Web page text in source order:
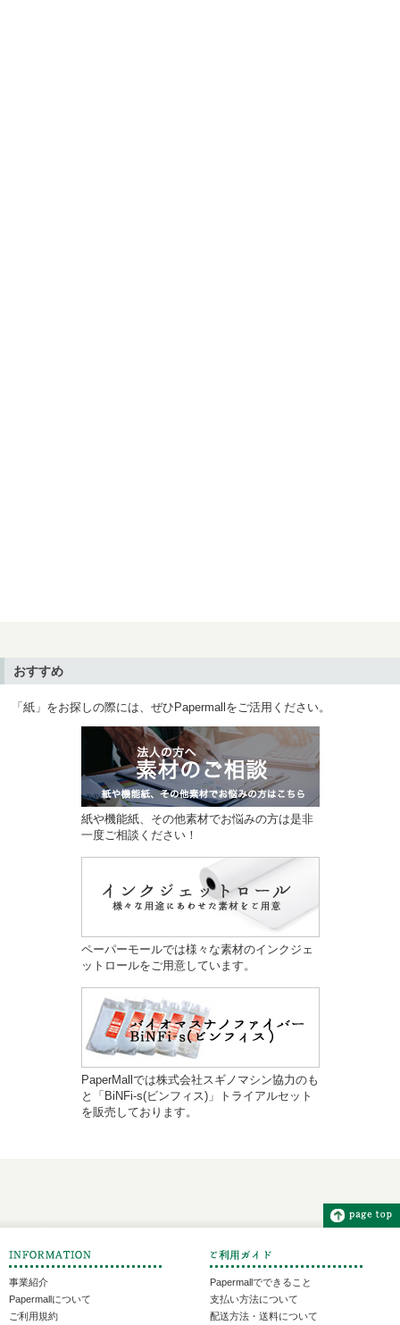
おすすめ
「紙」をお探しの際には、ぜひPapermallをご活用ください。
紙や機能紙、その他素材でお悩みの方は是非
一度ご相談ください！
ペーパーモールでは様々な素材のインクジェ
ットロールをご用意しています。
PaperMallでは株式会社スギノマシン協力のも
と「BiNFi-s(ビンフィス)」トライアルセット
を販売しております。
事業紹介
Papermallについて
ご利用規約
Papermallでできること
支払い方法について
配送方法・送料について